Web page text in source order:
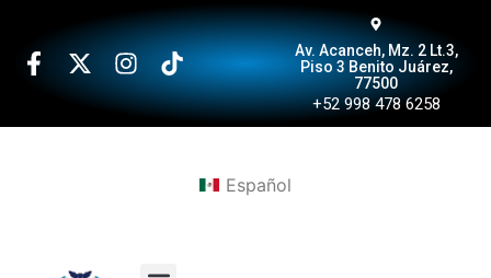
Av. Acanceh, Mz. 2 Lt.3,
Piso 3 Benito Juárez,
77500
+52 998 478 6258
Español